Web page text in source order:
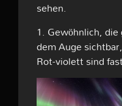
sehen.
1. Gewöhnlich,
dem Auge
Rot-violett sind